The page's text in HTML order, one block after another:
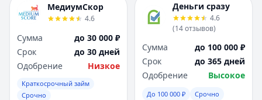
МедиумСкор
4.6
Сумма
до 30 000 ₽
Срок
до 30 дней
Одобрение
Низкое
Краткосрочный займ
Срочно
Деньги сразу
4.6
(14отзывов)
Сумма
до 100 000 ₽
Срок
до 365 дней
Одобрение
Высокое
До 100 000 ₽ Срочно